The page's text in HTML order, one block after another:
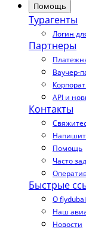
Помощь
Турагенты
Логин
Партнеры
Ваучер-
API и
Контакты
Помощь
Часто
Быстрые
О flydubai
Наш
Новости